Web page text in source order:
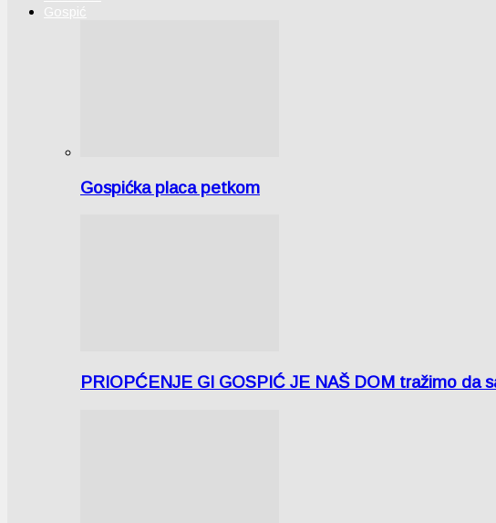
Gospić
Gospićka placa petkom
PRIOPĆENJE GI GOSPIĆ JE NAŠ DOM tražimo da